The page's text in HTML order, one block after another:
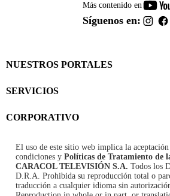
Más contenido en
Síguenos en:
NUESTROS PORTALES
SERVICIOS
CORPORATIVO
El uso de este sitio web implica la
condiciones y Políticas de Tratamiento de
CARACOL TELEVISIÓN S.A. Todos los
D.R.A. Prohibida su reproducción total o
traducción a cualquier idioma sin